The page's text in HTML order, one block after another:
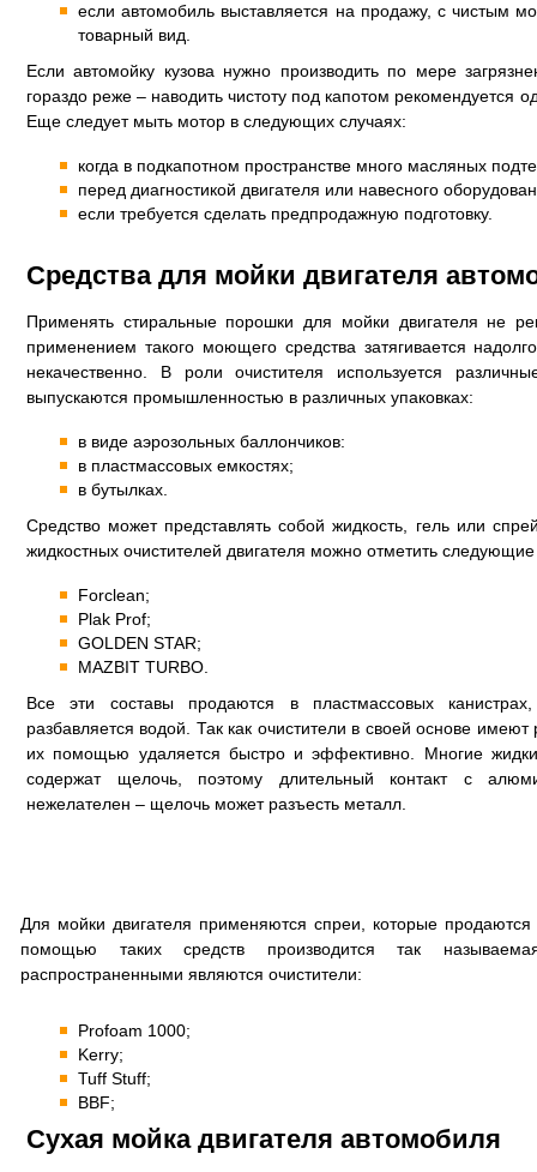
если автомобиль выставляется на продажу, с чистым
товарный вид.
Если автомойку кузова нужно производить по мере
гораздо реже – наводить чистоту под капотом рекомендуется
Еще следует мыть мотор в следующих случаях:
когда в подкапотном пространстве много масляных
перед диагностикой двигателя или навесного
если требуется сделать предпродажную подготовку.
Средства для мойки двигателя
Применять стиральные порошки для мойки двигателя не
применением такого моющего средства затягивается
некачественно. В роли очистителя используется
выпускаются промышленностью в различных упаковках:
в виде аэрозольных баллончиков:
в пластмассовых емкостях;
в бутылках.
Средство может представлять собой жидкость, гель или
жидкостных очистителей двигателя можно отметить следующие
Forclean;
Plak Prof;
GOLDEN STAR;
MAZBIT TURBO.
Все эти составы продаются в пластмассовых
разбавляется водой. Так как очистители в своей основе имеют
их помощью удаляется быстро и эффективно. Многие
содержат щелочь, поэтому длительный контакт с
нежелателен – щелочь может разъесть металл.
Для мойки двигателя применяются спреи, которые
помощью таких средств производится так
распространенными являются очистители:
Profoam 1000;
Kerry;
Tuff Stuff;
BBF;
Сухая мойка двигателя автомобиля